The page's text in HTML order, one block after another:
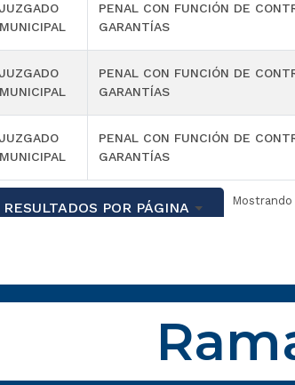
JUZGADO
MUNICIPAL
PENAL CON FUNCIÓN DE
GARANTÍAS
JUZGADO
MUNICIPAL
PENAL CON FUNCIÓN DE
GARANTÍAS
JUZGADO
MUNICIPAL
PENAL CON FUNCIÓN DE
GARANTÍAS
RESULTADOS POR PÁGINA